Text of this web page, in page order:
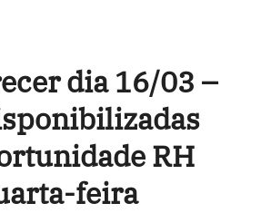
dia 16/03 –
RH
feira